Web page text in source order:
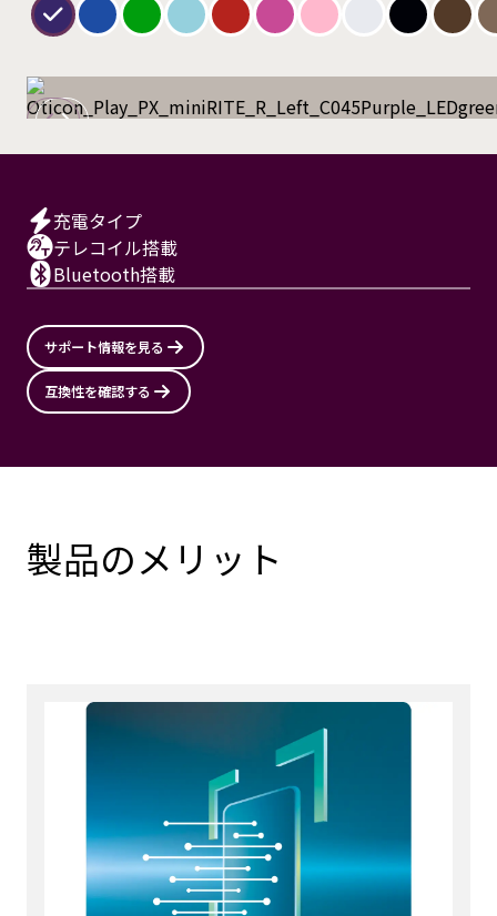
充電タイプ
テレコイル搭載
Bluetooth搭載
サポート情報を見る
互換性を確認する
製品のメリット